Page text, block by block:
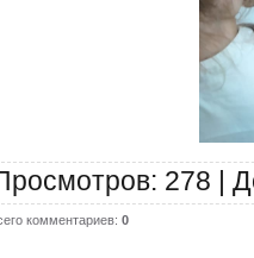
: 278
комментариев: 0